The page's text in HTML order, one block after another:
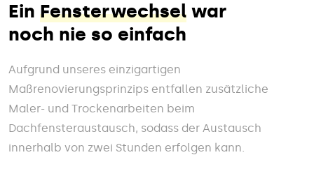
Ein Fensterwechsel war
noch nie so einfach
Aufgrund unseres einzigartigen
Maßrenovierungsprinzips entfallen zusätzliche
Maler- und Trockenarbeiten beim
Dachfensteraustausch, sodass der Austausch
innerhalb von zwei Stunden erfolgen kann.